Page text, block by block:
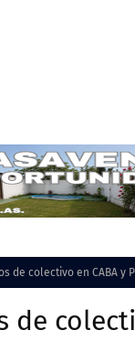
de colectivo en CABA y